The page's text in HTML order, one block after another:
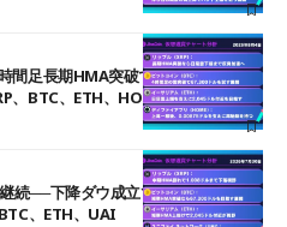
間足長期HMA突破で雲下端を目指す
、BTC、ETH、HOME
続──下降ダウ成立で下値追う展開
、ETH、UAI